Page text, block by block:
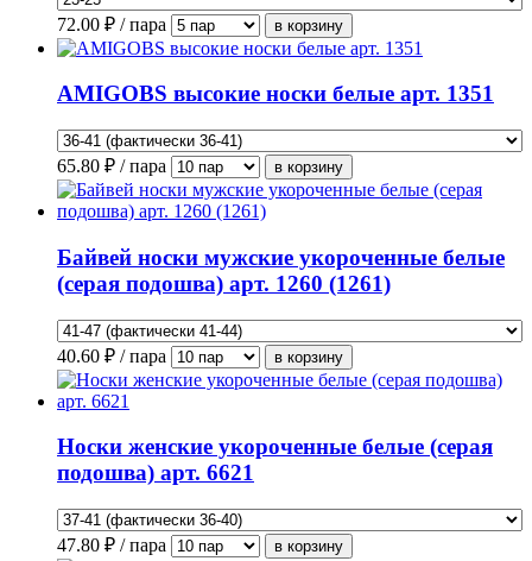
72.00 ₽ / пара
AMIGOBS высокие носки белые арт. 1351
65.80 ₽ / пара
Байвей носки мужские укороченные белые
(серая подошва) арт. 1260 (1261)
40.60 ₽ / пара
Носки женские укороченные белые (серая
подошва) арт. 6621
47.80 ₽ / пара